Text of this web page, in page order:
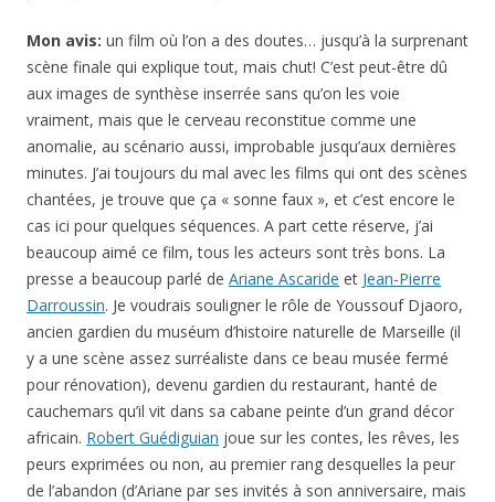
Mon avis: un film où l’on a des doutes… jusqu’à la surprenant
scène finale qui explique tout, mais chut! C’est peut-être dû
aux images de synthèse inserrée sans qu’on les voie
vraiment, mais que le cerveau reconstitue comme une
anomalie, au scénario aussi, improbable jusqu’aux dernières
minutes. J’ai toujours du mal avec les films qui ont des scènes
chantées, je trouve que ça « sonne faux », et c’est encore le
cas ici pour quelques séquences. A part cette réserve, j’ai
beaucoup aimé ce film, tous les acteurs sont très bons. La
presse a beaucoup parlé de Ariane Ascaride et Jean-Pierre
Darroussin. Je voudrais souligner le rôle de Youssouf Djaoro,
ancien gardien du muséum d’histoire naturelle de Marseille (il
y a une scène assez surréaliste dans ce beau musée fermé
pour rénovation), devenu gardien du restaurant, hanté de
cauchemars qu’il vit dans sa cabane peinte d’un grand décor
africain. Robert Guédiguian joue sur les contes, les rêves, les
peurs exprimées ou non, au premier rang desquelles la peur
de l’abandon (d’Ariane par ses invités à son anniversaire, mais